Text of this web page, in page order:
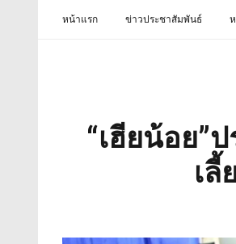
หน้าแรก ข่าวประชาสัมพันธ์
“เฮียน้อย”
เ